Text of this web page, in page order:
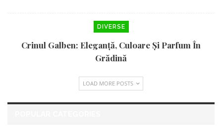
DIVERSE
Crinul Galben: Eleganță, Culoare Și Parfum În
Grădină
LOAD MORE POSTS